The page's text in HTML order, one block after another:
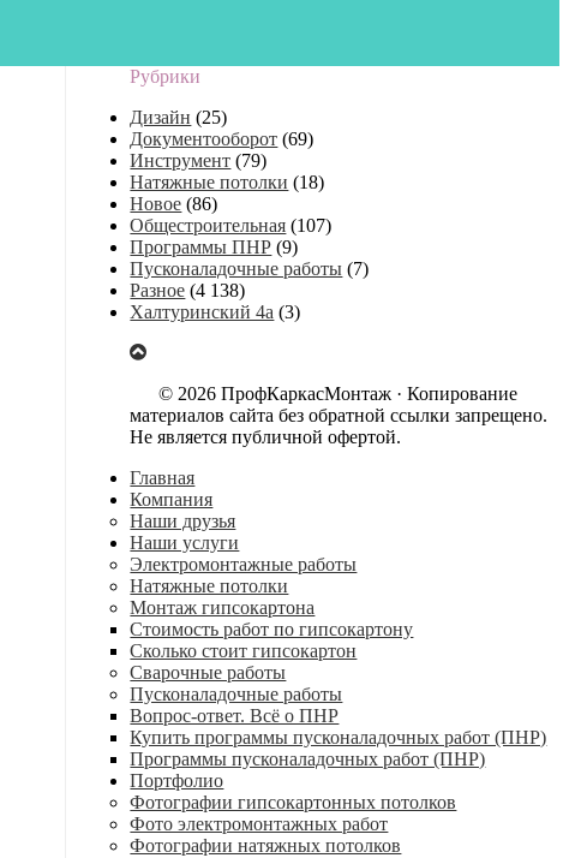
Рубрики
Дизайн (25)
Документооборот (69)
Инструмент (79)
Натяжные потолки (18)
Новое (86)
Общестроительная (107)
Программы ПНР (9)
Пусконаладочные работы (7)
Разное (4 138)
Халтуринский 4а (3)
© 2026 ПрофКаркасМонтаж · Копирование
материалов сайта без обратной ссылки запрещено.
Не является публичной офертой.
Главная
Компания
Наши друзья
Наши услуги
Электромонтажные работы
Натяжные потолки
Монтаж гипсокартона
Стоимость работ по гипсокартону
Сколько стоит гипсокартон
Сварочные работы
Пусконаладочные работы
Вопрос-ответ. Всё о ПНР
Купить программы пусконаладочных работ (ПНР)
Программы пусконаладочных работ (ПНР)
Портфолио
Фотографии гипсокартонных потолков
Фото электромонтажных работ
Фотографии натяжных потолков